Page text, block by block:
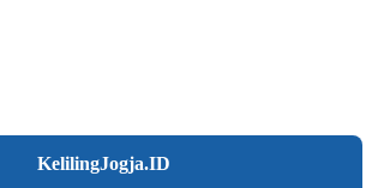
KelilingJogja.ID